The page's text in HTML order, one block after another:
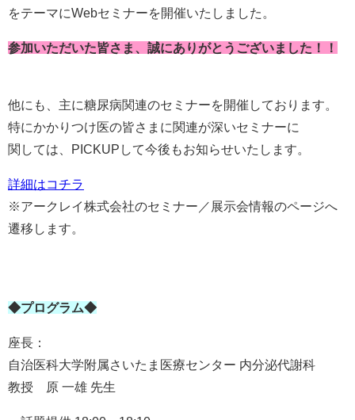
をテーマにWebセミナーを開催いたしました。
参加いただいた皆さま、誠にありがとうございました！！
他にも、主に糖尿病関連のセミナーを開催しております。
特にかかりつけ医の皆さまに関連が深いセミナーに
関しては、PICKUPして今後もお知らせいたします。
詳細はコチラ
※アークレイ株式会社のセミナー／展示会情報のページへ
遷移します。
◆プログラム◆
座長：
自治医科大学附属さいたま医療センター 内分泌代謝科
教授 原 一雄 先生